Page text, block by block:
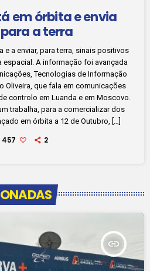
em órbita e envia
a terra
e a enviar, para terra, sinais positivos
espacial. A informação foi avançada
Tecnologias de Informação
Oliveira, que fala em comunicações
controlo em Luanda e em Moscovo.
trabalha, para a comercializar dos
em órbita a 12 de Outubro, […]
457 2
insert_link